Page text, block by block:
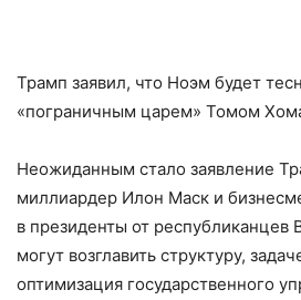
Трамп заявил, что Ноэм будет
«пограничным царем» Томом
Неожиданным стало заявление
миллиардер Илон Маск и
в президенты от республиканцев
могут возглавить структуру,
оптимизация государственного